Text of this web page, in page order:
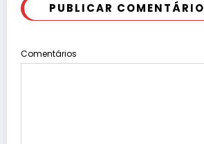
PUBLICAR COMENTÁRIO
Comentários